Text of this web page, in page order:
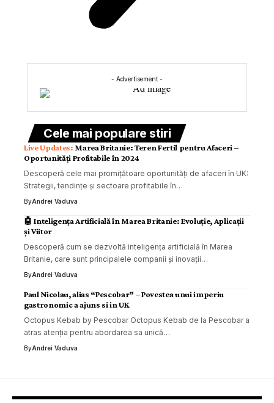
- Advertisement -
Cele mai populare stiri
Marea Britanie: Teren Fertil pentru Afaceri –
Oportunități Profitabile în 2024
Descoperă cele mai promițătoare oportunități de afaceri în UK:
Strategii, tendințe și sectoare profitabile în…
ByAndrei Vaduva
🤖 Inteligența Artificială în Marea Britanie: Evoluție, Aplicații
și Viitor
Descoperă cum se dezvoltă inteligența artificială în Marea
Britanie, care sunt principalele companii și inovații…
ByAndrei Vaduva
Paul Nicolau, alias “Pescobar” – Povestea unui imperiu
gastronomic a ajuns si in UK
Octopus Kebab by Pescobar Octopus Kebab de la Pescobar a
atras atenția pentru abordarea sa unică…
ByAndrei Vaduva